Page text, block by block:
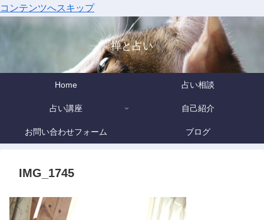
コンテンツへスキップ
禅と占い
Home 占い相談
占い講座 自己紹介
お問い合わせフォーム ブログ
IMG_1745